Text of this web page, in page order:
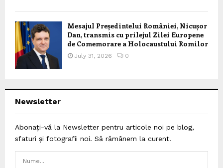
Mesajul Președintelui României, Nicușor
Dan, transmis cu prilejul Zilei Europene
de Comemorare a Holocaustului Romilor
July 31, 2026 0
Newsletter
Abonați-vă la Newsletter pentru articole noi pe blog,
sfaturi și fotografii noi. Să rămânem la curent!